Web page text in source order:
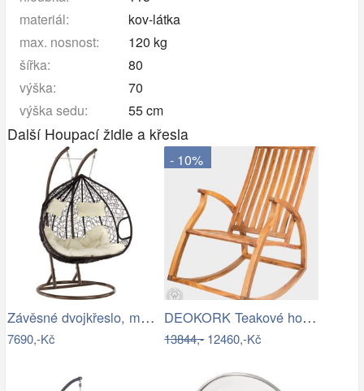
materiál:
kov-látka
max. nosnost:
120 kg
šířka:
80
výška:
70
výška sedu:
55 cm
Další Houpací židle a křesla
Závěsné dvojkřeslo, měděná/hnědá…
7690,-Kč
- 10%
DEOKORK Teakové houpací křeslo STEFANO
13844,-12460,-Kč